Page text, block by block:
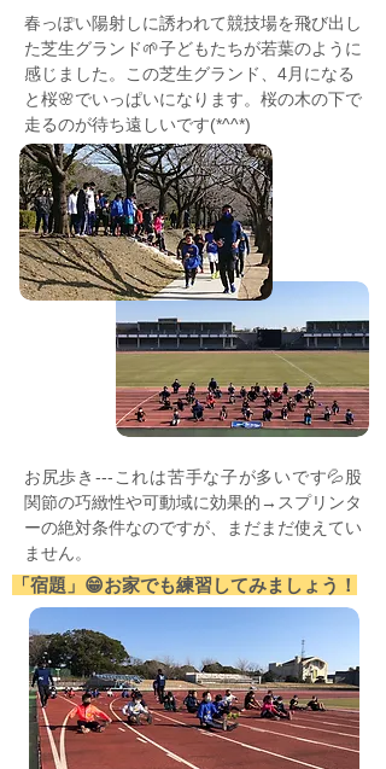
春っぽい陽射しに誘われて競技場を飛び出し
た芝生グランド🌱子どもたちが若葉のように
感じました。この芝生グランド、4月になる
と桜🌸でいっぱいになります。桜の木の下で
走るのが待ち遠しいです(*^^*)
お尻歩き---これは苦手な子が多いです💦股
関節の巧緻性や可動域に効果的→スプリンタ
ーの絶対条件なのですが、まだまだ使えてい
ません。
「宿題」😁お家でも練習してみましょう！